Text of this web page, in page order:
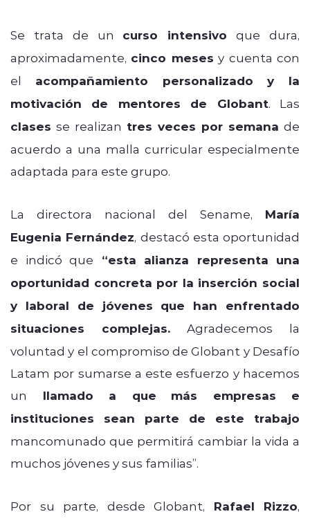
Se trata de un curso intensivo que dura,
aproximadamente, cinco meses y cuenta con
el acompañamiento personalizado y la
motivación de mentores de Globant. Las
clases se realizan tres veces por semana de
acuerdo a una malla curricular especialmente
adaptada para este grupo.
La directora nacional del Sename, María
Eugenia Fernández, destacó esta oportunidad
e indicó que “esta alianza representa una
oportunidad concreta por la inserción social
y laboral de jóvenes que han enfrentado
situaciones complejas. Agradecemos la
voluntad y el compromiso de Globant y Desafío
Latam por sumarse a este esfuerzo y hacemos
un
llamado a que
más empresas e
instituciones sean parte de este trabajo
mancomunado que permitirá cambiar la vida a
muchos jóvenes y sus familias”.
Por su parte, desde Globant, Rafael Rizzo,